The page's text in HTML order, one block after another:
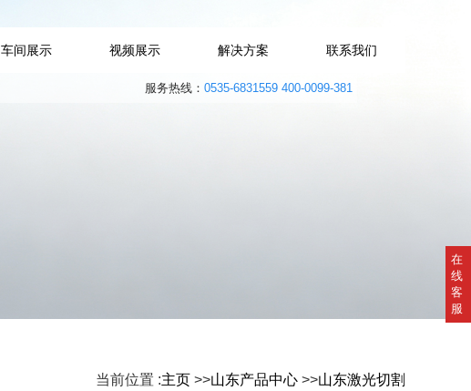
车间展示 视频展示 解决方案 联系我们
服务热线： 0535-6831559 400-0099-381
当前位置 :主页 >>山东产品中心 >>山东激光切割
在
线
客
服